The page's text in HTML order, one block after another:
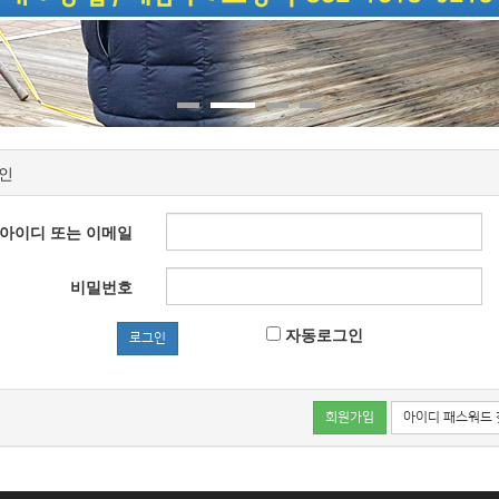
아이디 또는 이메일
비밀번호
로그인 자동로그인
회원가입 아이디 패스워드